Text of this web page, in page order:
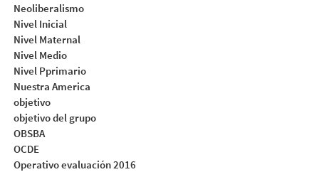
Neoliberalismo
Nivel Inicial
Nivel Maternal
Nivel Medio
Nivel Pprimario
Nuestra America
objetivo
objetivo del grupo
OBSBA
OCDE
Operativo evaluación 2016